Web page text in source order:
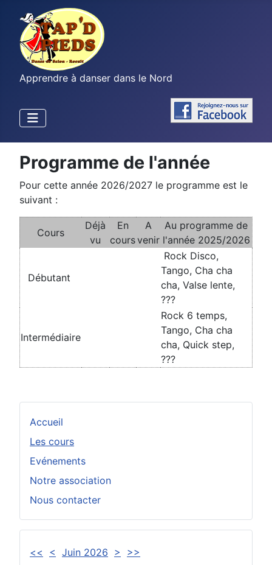
Apprendre à danser dans le Nord
Accueil
Les cours
Evénements
Notre association
Nous contacter
<< < Juin 2026 >
>>
Programme de l'année
Pour cette année 2026/2027 le programme est le
suivant :
Cours
Déjà
vu
En
cours
A
venir
Au programme de
l'année 2025/2026
Débutant
Rock Disco,
Tango, Cha cha
cha, Valse lente,
???
Intermédiaire
Rock 6 temps,
Tango, Cha cha
cha, Quick step,
???